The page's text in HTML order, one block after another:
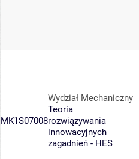
MK1S07008
Wydział Mechaniczny
Teoria
rozwiązywania
innowacyjnych
zagadnień - HES